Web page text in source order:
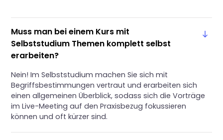
Muss man bei einem Kurs mit
Selbststudium Themen komplett selbst
erarbeiten?
Nein! Im Selbststudium machen Sie sich mit
Begriffsbestimmungen vertraut und erarbeiten sich
einen allgemeinen Überblick, sodass sich die Vorträge
im Live-Meeting auf den Praxisbezug fokussieren
können und oft kürzer sind.